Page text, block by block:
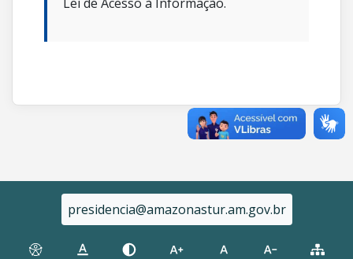
presidencia@amazonastur.am.gov.br